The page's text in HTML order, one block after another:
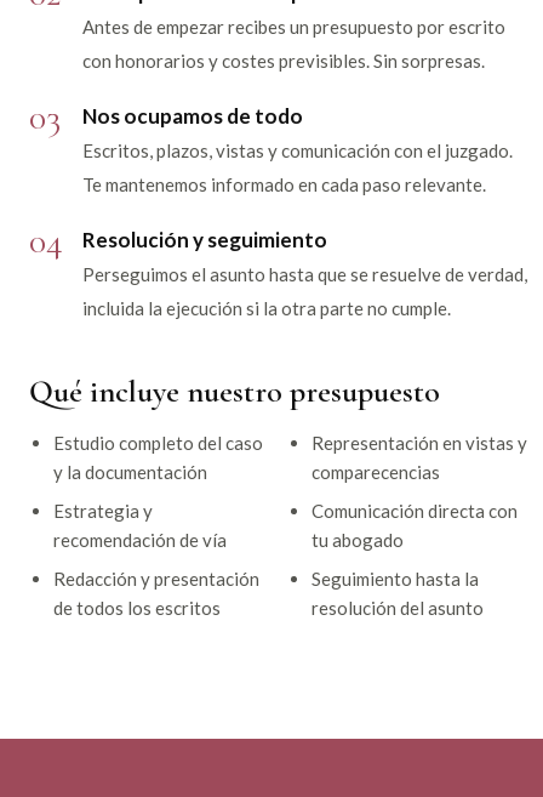
Antes de empezar recibes un presupuesto por escrito
con honorarios y costes previsibles. Sin sorpresas.
03 Nos ocupamos de todo
Escritos, plazos, vistas y comunicación con el juzgado.
Te mantenemos informado en cada paso relevante.
04 Resolución y seguimiento
Perseguimos el asunto hasta que se resuelve de verdad,
incluida la ejecución si la otra parte no cumple.
Qué incluye nuestro presupuesto
Estudio completo del caso
y la documentación
Estrategia y
recomendación de vía
Redacción y presentación
de todos los escritos
Representación en vistas y
comparecencias
Comunicación directa con
tu abogado
Seguimiento hasta la
resolución del asunto